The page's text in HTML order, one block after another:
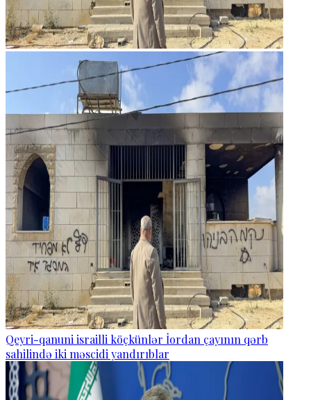
Qeyri-qanuni israilli köçkünlər İordan çayının qərb
sahilində iki məscidi yandırıblar